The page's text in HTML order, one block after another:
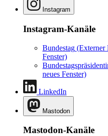
Instagram
Instagram-Kanäle
Bundestag (Externer
Fenster)
neues Fenster)
LinkedIn
Mastodon
Mastodon-Kanäle